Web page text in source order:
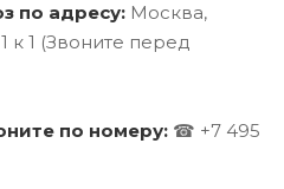
по адресу: Москва,
к 1 (Звоните перед
по номеру: ☎ +7 495